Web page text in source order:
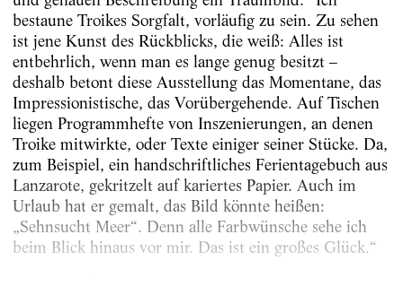
bestaune Troikes Sorgfalt, vorläufig zu sein. Zu sehen
ist jene Kunst des Rückblicks, die weiß: Alles ist
entbehrlich, wenn man es lange genug besitzt –
deshalb betont diese Ausstellung das Momentane, das
Impressionistische, das Vorübergehende. Auf Tischen
liegen Programmhefte von Inszenierungen, an denen
Troike mitwirkte, oder Texte einiger seiner Stücke. Da,
zum Beispiel, ein handschriftliches Ferientagebuch aus
Lanzarote, gekritzelt auf kariertes Papier. Auch im
Urlaub hat er gemalt, das Bild könnte heißen:
„Sehnsucht Meer“. Denn alle Farbwünsche sehe ich
beim Blick hinaus vor mir. Das ist ein großes Glück.“